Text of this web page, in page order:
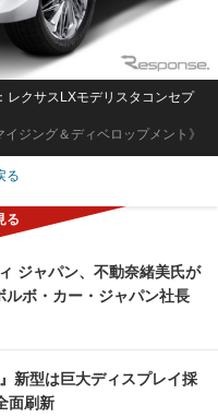
イジング＆ディベロップメント》
レクサスLXモデリスタコンセプ
る
ジャパン、不動奈緒美氏が
ルボ・カー・ジャパン社長
新型は巨大ディスプレイ採
面刷新